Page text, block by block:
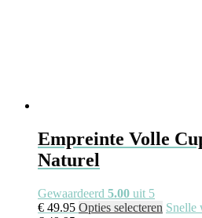
Empreinte Volle
Naturel
Gewaardeerd 5.00 uit 5
€ 49.95 Opties selecteren Snelle